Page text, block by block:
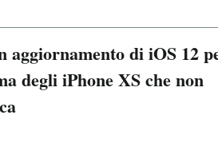
aggiornamento di iOS 12
degli iPhone XS che non